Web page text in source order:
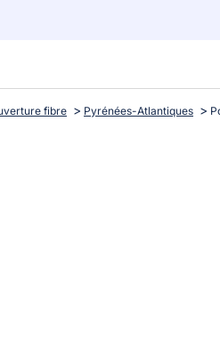
fibre Pyrénées-Atlantiques